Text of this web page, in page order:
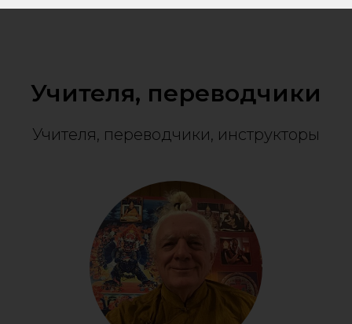
Учителя, переводчики
Учителя, переводчики, инструкторы